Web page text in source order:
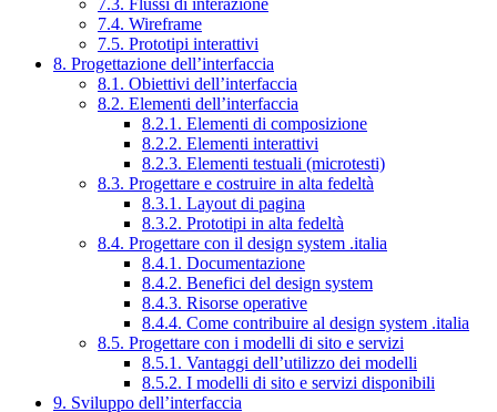
7.3. Flussi di interazione
7.4. Wireframe
7.5. Prototipi interattivi
8. Progettazione dell’interfaccia
8.1. Obiettivi dell’interfaccia
8.2. Elementi dell’interfaccia
8.2.1. Elementi di composizione
8.2.2. Elementi interattivi
8.2.3. Elementi testuali (microtesti)
8.3. Progettare e costruire in alta fedeltà
8.3.1. Layout di pagina
8.3.2. Prototipi in alta fedeltà
8.4. Progettare con il design system .italia
8.4.1. Documentazione
8.4.2. Benefici del design system
8.4.3. Risorse operative
8.4.4. Come contribuire al design system .italia
8.5. Progettare con i modelli di sito e servizi
8.5.1. Vantaggi dell’utilizzo dei modelli
8.5.2. I modelli di sito e servizi disponibili
9. Sviluppo dell’interfaccia